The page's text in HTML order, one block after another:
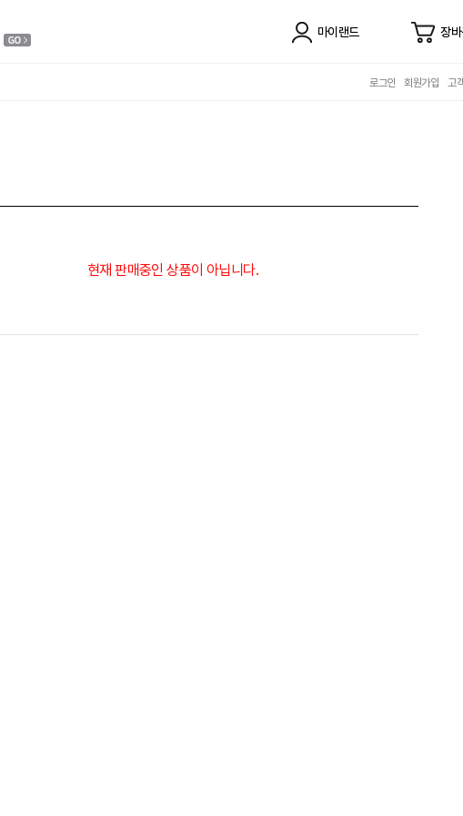
마이랜드 장
로그인 회원가입 고
현재 판매중인 상품이 아닙니다.